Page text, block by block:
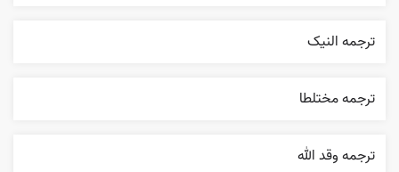
ترجمه النیک
ترجمه مختلطا
ترجمه وقد الله